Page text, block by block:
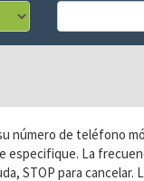
número de teléfono
especifique. La
STOP para cancelar.